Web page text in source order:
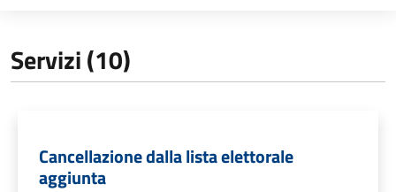
Servizi (10)
Cancellazione dalla lista elettorale
aggiunta